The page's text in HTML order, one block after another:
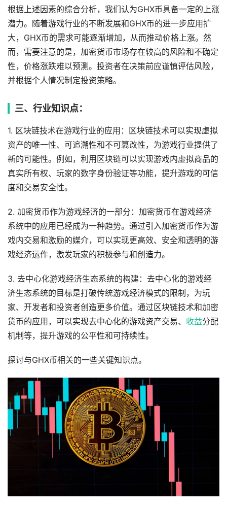
根据上述因素的综合分析，我们认为GHX币具备一定的上涨
潜力。随着游戏行业的不断发展和GHX币的进一步应用扩
大，GHX币的需求可能逐渐增加，从而推动价格上涨。然
而，需要注意的是，加密货币市场存在较高的风险和不确定
性，价格涨跌难以预测。投资者在决策前应谨慎评估风险，
并根据个人情况制定投资策略。
三、行业知识点：
1. 区块链技术在游戏行业的应用：区块链技术可以实现虚拟
资产的唯一性、可追溯性和不可篡改性，为游戏行业提供了
新的可能性。例如，利用区块链可以实现游戏内虚拟商品的
真实所有权、玩家的数字身份验证等功能，提升游戏的可信
度和交易安全性。
2. 加密货币作为游戏经济的一部分：加密货币在游戏经济
系统中的应用已经成为一种趋势。通过引入加密货币作为游
戏内交易和激励的媒介，可以实现更高效、安全和透明的游
戏经济运作，激发玩家的积极参与和创造力。
3. 去中心化游戏经济生态系统的构建：去中心化的游戏经
济生态系统的目标是打破传统游戏经济模式的限制，为玩
家、开发者和投资者创造更多价值。通过区块链技术和加密
货币的应用，可以实现去中心化的游戏资产交易、 收益分配
机制等，提升游戏的公平性和可持续性。
探讨与GHX币相关的一些关键知识点。